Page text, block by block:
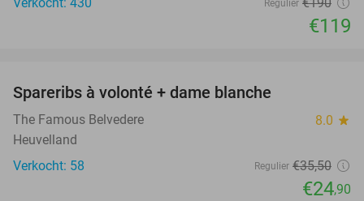
Regulier
€119
Spareribs à volonté + dame blanche
The Famous Belvedere 8.0 star
Heuvelland
Verkocht: 58
Regulier €35,50
€24,90